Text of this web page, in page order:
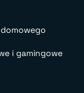
i gamingowe